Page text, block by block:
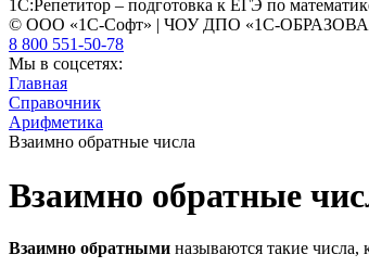
1С:Репетитор – подготовка к ЕГЭ по
© ООО «1С-Софт» | ЧОУ ДПО «1С-
8 800 551-50-78
Мы в соцсетях:
Главная
Справочник
Арифметика
Взаимно обратные числа
Взаимно обратные
Взаимно обратными называются такие